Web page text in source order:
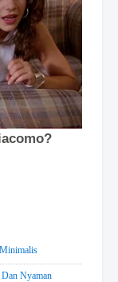
Nyaman